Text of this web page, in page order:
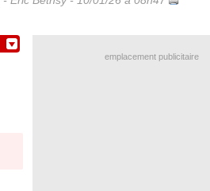
emplacement publicitaire